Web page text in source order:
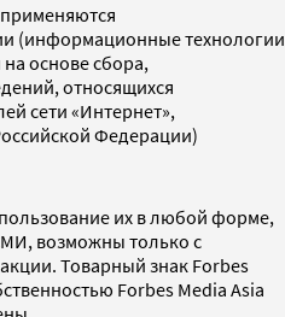
(информационные технологии
основе сбора,
относящихся
сети «Интернет»,
Федерации)
их в любой форме,
возможны только с
Товарный знак Forbes
Forbes Media Asia